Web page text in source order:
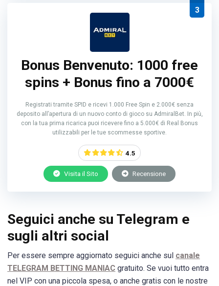
3
Bonus Benvenuto: 1000 free
spins + Bonus fino a 7000€
Registrati tramite SPID e ricevi 1.000 Free Spin e 2.000€ senza
deposito all’apertura di un nuovo conto di gioco su AdmiralBet. In più,
con la tua prima ricarica puoi ricevere fino a 5.000€ di Real Bonus
utilizzabili per le tue scommesse sportive.
4.5
Visita il Sito Recensione
Seguici anche su Telegram e
sugli altri social
Per essere sempre aggiornato seguici anche sul canale
TELEGRAM BETTING MANIAC gratuito. Se vuoi tutto entra
nel VIP con una piccola spesa, o anche gratis con le nostre